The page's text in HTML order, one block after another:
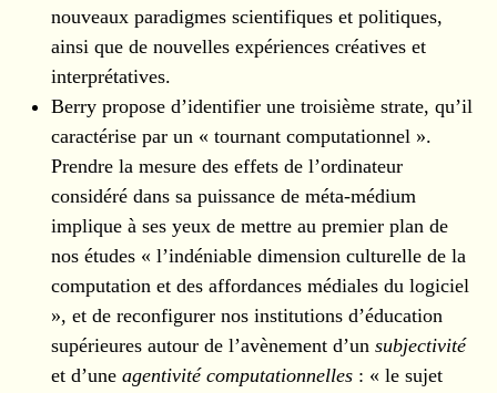
nouveaux paradigmes scientifiques et politiques,
ainsi que de nouvelles expériences créatives et
interprétatives.
Berry propose d’identifier une troisième strate, qu’il
caractérise par un « tournant computationnel ».
Prendre la mesure des effets de l’ordinateur
considéré dans sa puissance de méta-médium
implique à ses yeux de mettre au premier plan de
nos études « l’indéniable dimension culturelle de la
computation et des affordances médiales du logiciel
», et de reconfigurer nos institutions d’éducation
supérieures autour de l’avènement d’un subjectivité
et d’une agentivité computationnelles: « le sujet